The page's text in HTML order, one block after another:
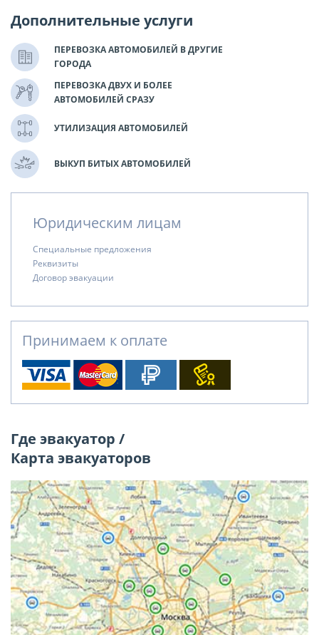
Дополнительные услуги
ПЕРЕВОЗКА АВТОМОБИЛЕЙ В ДРУГИЕ
ГОРОДА
ПЕРЕВОЗКА ДВУХ И БОЛЕЕ
АВТОМОБИЛЕЙ СРАЗУ
УТИЛИЗАЦИЯ АВТОМОБИЛЕЙ
ВЫКУП БИТЫХ АВТОМОБИЛЕЙ
Юридическим лицам
Специальные предложения
Реквизиты
Договор эвакуации
Принимаем к оплате
Где эвакуатор /
Карта эвакуаторов